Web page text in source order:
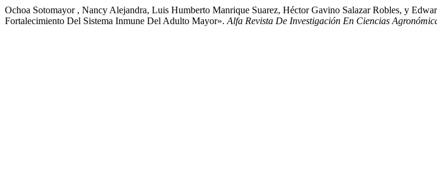
Ochoa Sotomayor , Nancy Alejandra, Luis Humberto Manrique Suarez, Héctor Gavino Salazar Robles, y
Fortalecimiento Del Sistema Inmune Del Adulto Mayor». Alfa Revista De Investigación En Ciencias